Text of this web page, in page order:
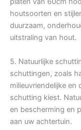
houtsoorten en
duurzaam,
uitstraling van hout.
5. Natuurlijke
schuttingen, zoals
milieuvriendelijke en
schutting kiest.
en bescherming en
aan uw achtertuin.